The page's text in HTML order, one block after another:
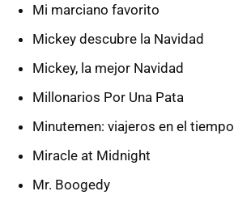
Mi marciano favorito
Mickey descubre la Navidad
Mickey, la mejor Navidad
Millonarios Por Una Pata
Minutemen: viajeros en el tiempo
Miracle at Midnight
Mr. Boogedy